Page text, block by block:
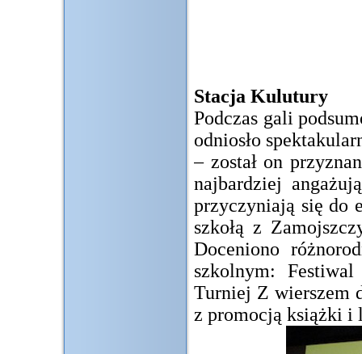
Stacja Kulutury
Podczas gali
odniosło
– został on
najbardziej
przyczyniają się do
szkołą z
Doceniono
szkolnym:
Turniej Z wierszem
z promocją książki i